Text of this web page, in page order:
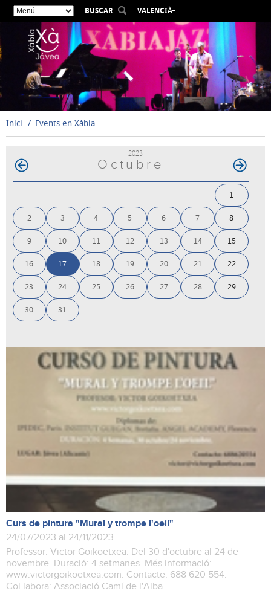
BUSCAR
VALENCIÀ
ESPAÑOL
ENGLISH
DEUTSCH
РУССКИЙ
Inici Events en Xàbia
2023
Octubre
1
2 3 4 5 6 7 8
9 10 11 12 13 14 15
16 17 18 19 20 21 22
23 24 25 26 27 28 29
30 31
Curs de pintura "Mural y trompe l'oeil"
24/07/2023 al 24/11/2023
Professor: Victor Goikoetxea. Del 30 d'octubre al 24 de
novembre. Duració: 4 setmanes. Més informació:
www.victorgoikoetxea.com. Contacte: 688 620 554.
Col·labora: Associació Camí de l'Alba.